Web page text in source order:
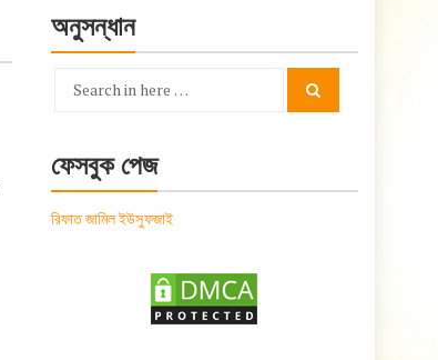
অনুসন্ধান
Search
ফেসবুক পেজ
রিফাত জামিল ইউসুফজাই